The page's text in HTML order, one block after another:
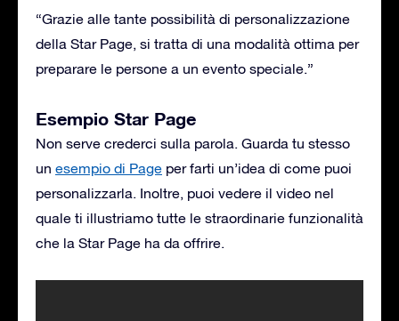
“Grazie alle tante possibilità di personalizzazione
della Star Page, si tratta di una modalità ottima per
preparare le persone a un evento speciale.”
Esempio Star Page
Non serve crederci sulla parola. Guarda tu stesso
un esempio di Page per farti un’idea di come puoi
personalizzarla. Inoltre, puoi vedere il video nel
quale ti illustriamo tutte le straordinarie funzionalità
che la Star Page ha da offrire.